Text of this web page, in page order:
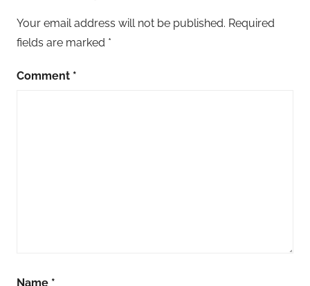
Your email address will not be published. Required
fields are marked *
Comment *
Name *